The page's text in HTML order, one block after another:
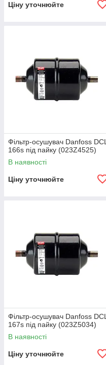
Ціну уточнюйте
Фільтр-осушувач Danfoss DCL
166s під пайку (023Z4525)
В наявності
Ціну уточнюйте
Фільтр-осушувач Danfoss DCL
167s під пайку (023Z5034)
В наявності
Ціну уточнюйте